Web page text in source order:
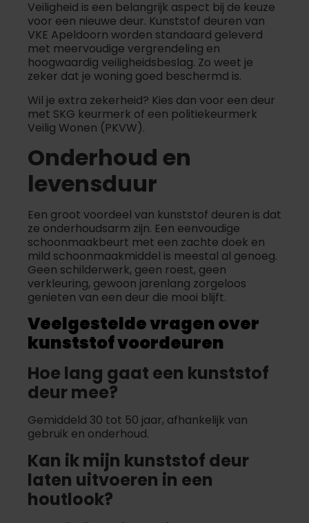
Veiligheid is een belangrijk aspect bij de keuze
voor een nieuwe deur. Kunststof deuren van
VKE Apeldoorn worden standaard geleverd
met meervoudige vergrendeling en
hoogwaardig veiligheidsbeslag. Zo weet je
zeker dat je woning goed beschermd is.
Wil je extra zekerheid? Kies dan voor een deur
met SKG keurmerk of een politiekeurmerk
Veilig Wonen (PKVW).
Onderhoud en
levensduur
Een groot voordeel van kunststof deuren is dat
ze onderhoudsarm zijn. Een eenvoudige
schoonmaakbeurt met een zachte doek en
mild schoonmaakmiddel is meestal al genoeg.
Geen schilderwerk, geen roest, geen
verkleuring, gewoon jarenlang zorgeloos
genieten van een deur die mooi blijft.
Veelgestelde vragen over
kunststof voordeuren
Hoe lang gaat een kunststof
deur mee?
Gemiddeld 30 tot 50 jaar, afhankelijk van
gebruik en onderhoud.
Kan ik mijn kunststof deur
laten uitvoeren in een
houtlook?